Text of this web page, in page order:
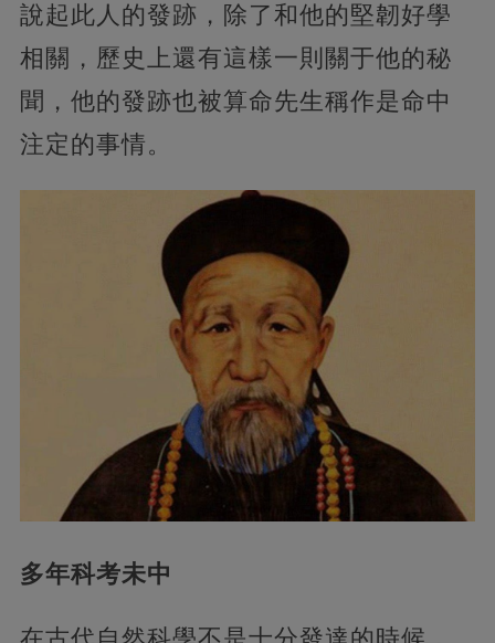
說起此人的發跡，除了和他的堅韌好學
相關，歷史上還有這樣一則關于他的秘
聞，他的發跡也被算命先生稱作是命中
注定的事情。
多年科考未中